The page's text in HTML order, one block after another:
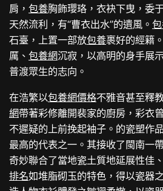
肩，包養胸飾瓔珞，衣袂下曳，委
天然流利，有“曹衣出水”的遺風。
石臺，上置一部放包養裹好的經籍
厲、包養網沉寂，以高明的身手展
普渡眾生的志向。
在浩繁以包養網價格不雅音甚至釋
網帶著彩修離開裴家的廚房，彩衣
不遲疑的上前挽起袖子。的瓷塑作
最高的代表之一。其接收了閩南一
奇妙聯合了當地瓷土質地延展性佳
排名如堆脂砌玉的特色，得以瓷器